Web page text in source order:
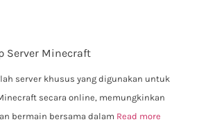
Server Minecraft
server khusus yang digunakan untuk
secara online, memungkinkan
bermain bersama dalam Read more